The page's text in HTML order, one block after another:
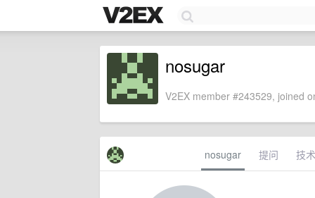
nosugar
V2EX member #243529, joined
nosugar 提问 技